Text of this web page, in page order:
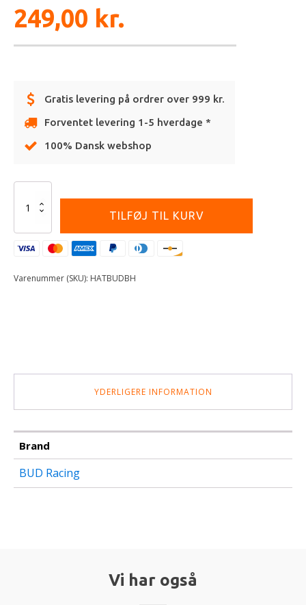
249,00 kr.
Gratis levering på ordrer over 999 kr.
Forventet levering 1-5 hverdage *
100% Dansk webshop
Hossegor
Sun
Hat
antal
TILFØJ TIL KURV
Varenummer (SKU): HATBUDBH
YDERLIGERE INFORMATION
Brand
BUD Racing
Vi har også